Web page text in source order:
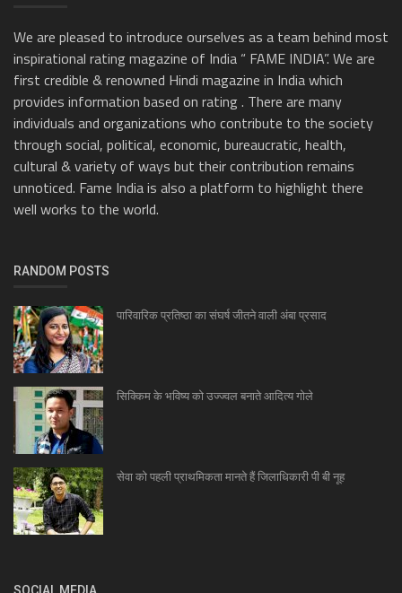
We are pleased to introduce ourselves as a team behind most
inspirational rating magazine of India “ FAME INDIA”. We are
first credible & renowned Hindi magazine in India which
provides information based on rating . There are many
individuals and organizations who contribute to the society
through social, political, economic, bureaucratic, health,
cultural & variety of ways but their contribution remains
unnoticed. Fame India is also a platform to highlight there
well works to the world.
RANDOM POSTS
पारिवारिक प्रतिष्ठा का संघर्ष जीतने वाली अंबा प्रसाद
सिक्किम के भविष्य को उज्ज्वल बनाते आदित्य गोले
सेवा को पहली प्राथमिकता मानते हैं जिलाधिकारी पी बी नूह